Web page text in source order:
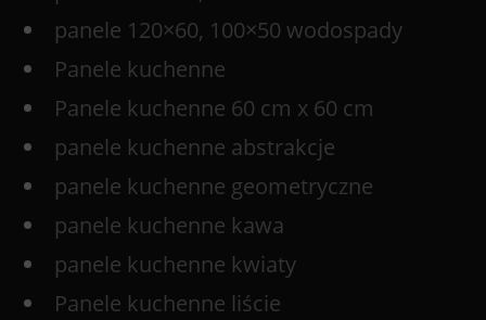
panele 120×60, 100×50 wodospady
Panele kuchenne
Panele kuchenne 60 cm x 60 cm
panele kuchenne abstrakcje
panele kuchenne geometryczne
panele kuchenne kawa
panele kuchenne kwiaty
Panele kuchenne liście